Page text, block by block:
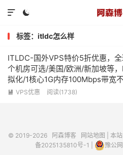


标签：itldc怎么样
ITLDC-国外VPS特价5折优惠，
个机房可选/美国/欧洲/新加坡等
拟化/1核心1G内存100Mbps带宽
量，低至€19/年
 VPS优惠 阅读(1738)
© 2019-2026 阿森博客 网站地图 | 本
备2025135810号-1
豫公